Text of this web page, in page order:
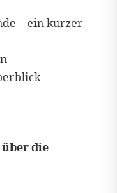
– ein kurzer
die